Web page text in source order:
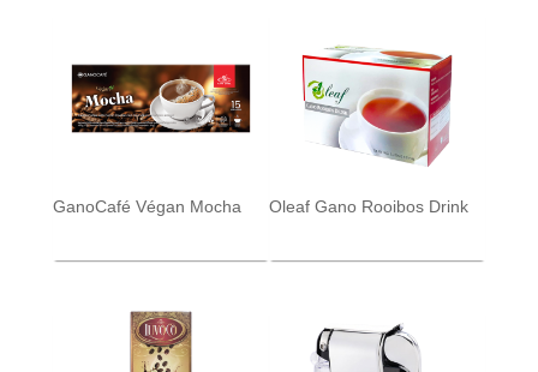
GanoCafé Végan Mocha Oleaf Gano Rooibos Drink